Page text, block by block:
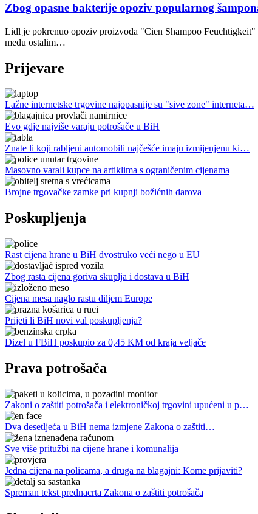
Zbog opasne bakterije opoziv popularnog
Lidl je pokrenuo opoziv proizvoda "Cien Shampoo
među ostalim…
Prijevare
Lažne internetske trgovine najopasnije su "sive zone" interneta…
Evo gdje najviše varaju potrošače u BiH
Znate li koji rabljeni automobili najčešće imaju izmijenjenu ki…
Masovno varali kupce na artiklima s ograničenim cijenama
Brojne trgovačke zamke pri kupnji božićnih darova
Poskupljenja
Rast cijena hrane u BiH dvostruko veći nego u EU
Zbog rasta cijena goriva skuplja i dostava u BiH
Cijena mesa naglo rastu diljem Europe
Prijeti li BiH novi val poskupljenja?
Dizel u FBiH poskupio za 0,45 KM od kraja veljače
Prava potrošača
Zakoni o zaštiti potrošača i elektroničkoj trgovini upućeni u p…
Dva desetljeća u BiH nema izmjene Zakona o zaštiti…
Sve više pritužbi na cijene hrane i komunalija
Jedna cijena na policama, a druga na blagajni: Kome prijaviti?
Spreman tekst prednacrta Zakona o zaštiti potrošača